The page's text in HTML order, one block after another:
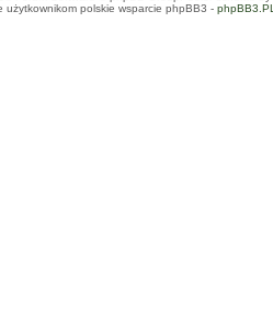
użytkownikom polskie wsparcie phpBB3 - phpBB3.PL